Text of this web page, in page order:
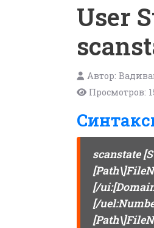
User
Автор:
Просмотров:
scanstate
[/
[/